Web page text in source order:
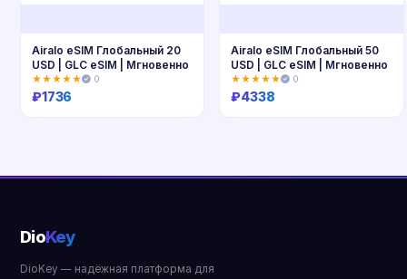
Airalo eSIM Глобальный 20
USD | GLC eSIM | Мгновенно
★★★★★ 0
₽1736
Airalo eSIM Глобальный 50
USD | GLC eSIM | Мгновенно
★★★★★ 0
₽4338
DioKey
DioKey — надёжная платформа для